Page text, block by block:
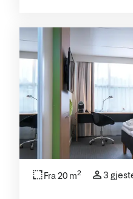
Fra 20 m2 3